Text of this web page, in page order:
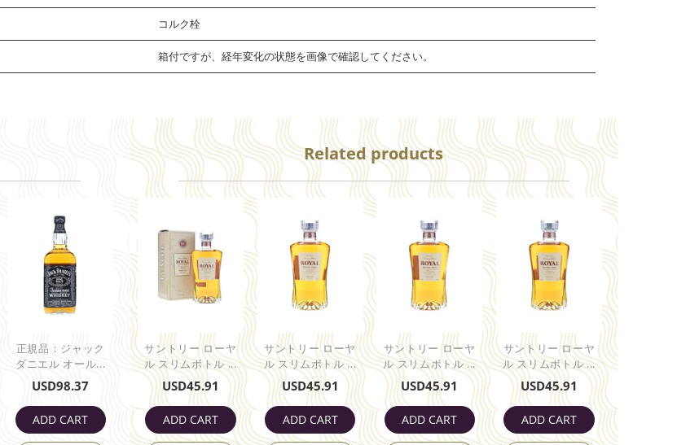
コルク栓
箱付ですが、経年変化の状態を画像で確認してください。
正規品：ジャック
ダニエル オール...
USD98.37
ADD CART
Related products
サントリー ローヤ
ル スリムボトル ...
USD45.91
ADD CART
サントリー ローヤ
ル スリムボトル ...
USD45.91
ADD CART
サントリー ローヤ
ル スリムボトル ...
USD45.91
ADD CART
サントリー ローヤ
ル スリムボトル ...
USD45.91
ADD CART